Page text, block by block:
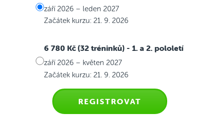
září 2026 – leden 2027
Začátek kurzu: 21. 9. 2026
6 780 Kč (32 tréninků) - 1. a 2. pololetí
září 2026 – květen 2027
Začátek kurzu: 21. 9. 2026
REGISTROVAT